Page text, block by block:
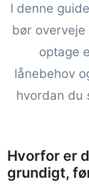
I denne
bør
optage
lånebehov
hvordan du
Hvorfor er
grundigt,